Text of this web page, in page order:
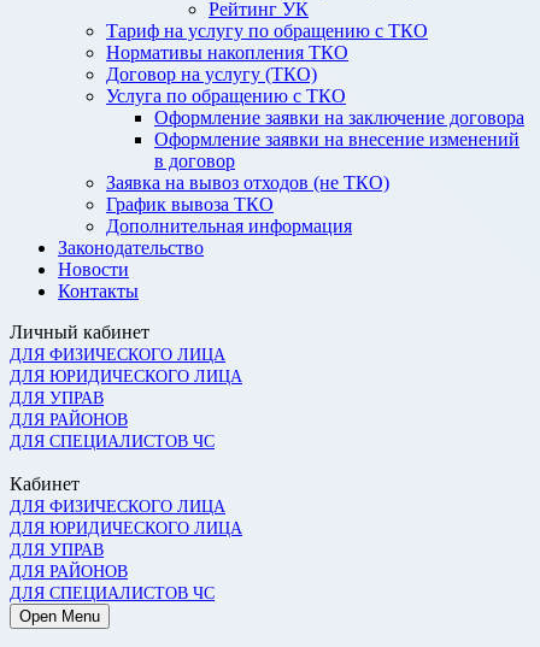
Рейтинг УК
Тариф на услугу по обращению с ТКО
Нормативы накопления ТКО
Договор на услугу (ТКО)
Услуга по обращению с ТКО
Оформление заявки на заключение договора
Оформление заявки на внесение изменений
в договор
Заявка на вывоз отходов (не ТКО)
График вывоза ТКО
Дополнительная информация
Законодательство
Новости
Контакты
Личный кабинет
ДЛЯ ФИЗИЧЕСКОГО ЛИЦА
ДЛЯ ЮРИДИЧЕСКОГО ЛИЦА
ДЛЯ УПРАВ
ДЛЯ РАЙОНОВ
ДЛЯ СПЕЦИАЛИСТОВ ЧС
Кабинет
ДЛЯ ФИЗИЧЕСКОГО ЛИЦА
ДЛЯ ЮРИДИЧЕСКОГО ЛИЦА
ДЛЯ УПРАВ
ДЛЯ РАЙОНОВ
ДЛЯ СПЕЦИАЛИСТОВ ЧС
Open Menu